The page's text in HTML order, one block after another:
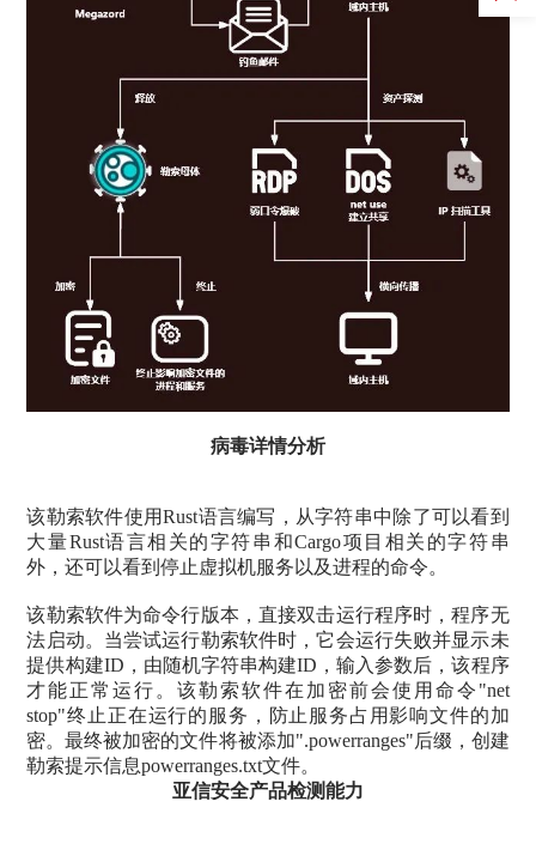
病毒详情分析
该勒索软件使用Rust语言编写，从字符串中除了可以看到
大量Rust语言相关的字符串和Cargo项目相关的字符串
外，还可以看到停止虚拟机服务以及进程的命令。
该勒索软件为命令行版本，直接双击运行程序时，程序无
法启动。当尝试运行勒索软件时，它会运行失败并显示未
提供构建ID，由随机字符串构建ID，输入参数后，该程序
才能正常运行。该勒索软件在加密前会使用命令"net
stop"终止正在运行的服务，防止服务占用影响文件的加
密。最终被加密的文件将被添加".powerranges"后缀，创建
勒索提示信息powerranges.txt文件。
亚信安全产品检测能力